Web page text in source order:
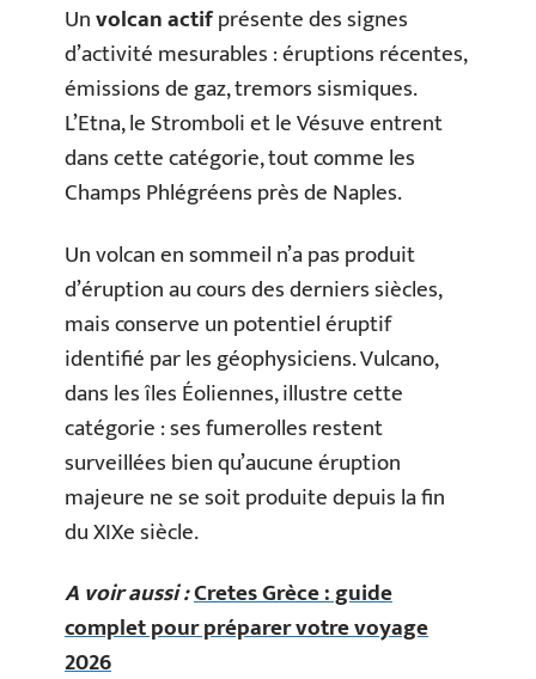
Unvolcan actifprésente des signes
d’activité mesurables : éruptions récentes,
émissions de gaz, tremors sismiques.
L’Etna, le Stromboli et le Vésuve entrent
dans cette catégorie, tout comme les
Champs Phlégréens près de Naples.
Un volcan en sommeil n’a pas produit
d’éruption au cours des derniers siècles,
mais conserve un potentiel éruptif
identifié par les géophysiciens. Vulcano,
dans les îles Éoliennes, illustre cette
catégorie : ses fumerolles restent
surveillées bien qu’aucune éruption
majeure ne se soit produite depuis la fin
du XIXe siècle.
A voir aussi :Cretes Grèce : guide
complet pour préparer votre voyage
2026